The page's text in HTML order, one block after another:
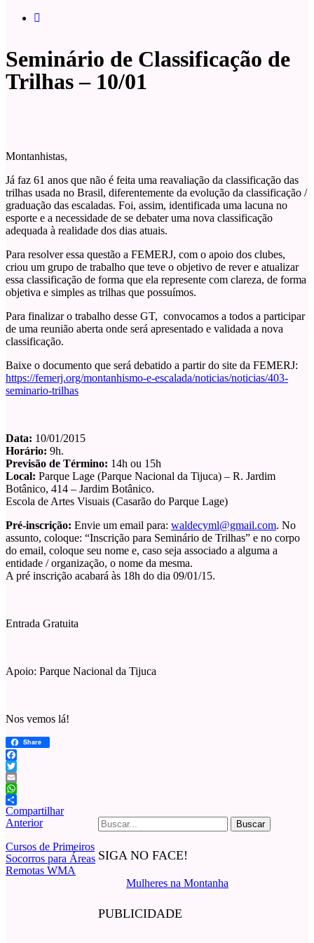
Seminário de Classificação de
Trilhas – 10/01
Montanhistas,
Já faz 61 anos que não é feita uma reavaliação da classificação das
trilhas usada no Brasil, diferentemente da evolução da classificação /
graduação das escaladas. Foi, assim, identificada uma lacuna no
esporte e a necessidade de se debater uma nova classificação
adequada à realidade dos dias atuais.
Para resolver essa questão a FEMERJ, com o apoio dos clubes,
criou um grupo de trabalho que teve o objetivo de rever e atualizar
essa classificação de forma que ela represente com clareza, de forma
objetiva e simples as trilhas que possuímos.
Para finalizar o trabalho desse GT, convocamos a todos a participar
de uma reunião aberta onde será apresentado e validada a nova
classificação.
Baixe o documento que será debatido a partir do site da FEMERJ:
https://femerj.org/montanhismo-e-escalada/noticias/noticias/403-
seminario-trilhas
Data: 10/01/2015
Horário: 9h.
Previsão de Término: 14h ou 15h
Local: Parque Lage (Parque Nacional da Tijuca) – R. Jardim
Botânico, 414 – Jardim Botânico.
Escola de Artes Visuais (Casarão do Parque Lage)
Pré-inscrição: Envie um email para: waldecyml@gmail.com. No
assunto, coloque: “Inscrição para Seminário de Trilhas” e no corpo
do email, coloque seu nome e, caso seja associado a alguma a
entidade / organização, o nome da mesma.
A pré inscrição acabará às 18h do dia 09/01/15.
Entrada Gratuita
Apoio: Parque Nacional da Tijuca
Nos vemos lá!
Share
Facebook
Twitter
Email
WhatsApp
Compartilhar
Buscar
por:
SIGA NO FACE!
Mulheres na Montanha
PUBLICIDADE
Anterior
Cursos de Primeiros
Socorros para Áreas
Remotas WMA